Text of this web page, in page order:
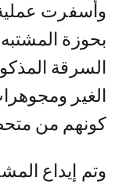
وأسفرت
بحوزة
السرقة
الغير
كونهم من
وتم إيداع